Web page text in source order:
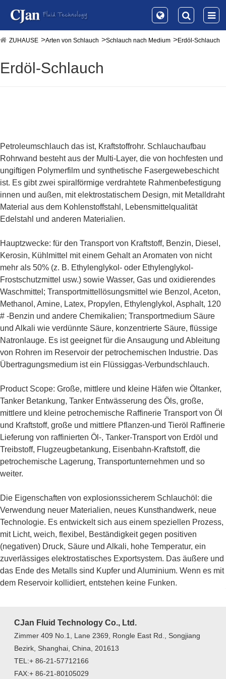
ZUHAUSE Arten von Schlauch Schlauch nach Medium Erdöl-Schlauch
Erdöl-Schlauch
Petroleumschlauch das ist, Kraftstoffrohr. Schlauchaufbau
Rohrwand besteht aus der Multi-Layer, die von hochfesten und
ungiftigen Polymerfilm und synthetische Fasergewebeschicht
ist. Es gibt zwei spiralförmige verdrahtete Rahmenbefestigung
innen und außen, mit elektrostatischem Design, mit Metalldraht
Material aus dem Kohlenstoffstahl, Lebensmittelqualität
Edelstahl und anderen Materialien.
Hauptzwecke: für den Transport von Kraftstoff, Benzin, Diesel,
Kerosin, Kühlmittel mit einem Gehalt an Aromaten von nicht
mehr als 50% (z. B. Ethylenglykol- oder Ethylenglykol-
Frostschutzmittel usw.) sowie Wasser, Gas und oxidierendes
Waschmittel; Transportmittellösungsmittel wie Benzol, Aceton,
Methanol, Amine, Latex, Propylen, Ethylenglykol, Asphalt, 120
# -Benzin und andere Chemikalien; Transportmedium Säure
und Alkali wie verdünnte Säure, konzentrierte Säure, flüssige
Natronlauge. Es ist geeignet für die Ansaugung und Ableitung
von Rohren im Reservoir der petrochemischen Industrie. Das
Übertragungsmedium ist ein Flüssiggas-Verbundschlauch.
Product Scope: Große, mittlere und kleine Häfen wie Öltanker,
Tanker Betankung, Tanker Entwässerung des Öls, große,
mittlere und kleine petrochemische Raffinerie Transport von Öl
und Kraftstoff, große und mittlere Pflanzen-und Tieröl Raffinerie
Lieferung von raffinierten Öl-, Tanker-Transport von Erdöl und
Treibstoff, Flugzeugbetankung, Eisenbahn-Kraftstoff, die
petrochemische Lagerung, Transportunternehmen und so
weiter.
Die Eigenschaften von explosionssicherem Schlauchöl: die
Verwendung neuer Materialien, neues Kunsthandwerk, neue
Technologie. Es entwickelt sich aus einem speziellen Prozess,
mit Licht, weich, flexibel, Beständigkeit gegen positiven
(negativen) Druck, Säure und Alkali, hohe Temperatur, ein
zuverlässiges elektrostatisches Exportsystem. Das äußere und
das Ende des Metalls sind Kupfer und Aluminium. Wenn es mit
dem Reservoir kollidiert, entstehen keine Funken.
CJan Fluid Technology Co., Ltd.
Zimmer 409 No.1, Lane 2369, Rongle East Rd., Songjiang
Bezirk, Shanghai, China, 201613
TEL:+ 86-21-57712166
FAX:+ 86-21-80105029